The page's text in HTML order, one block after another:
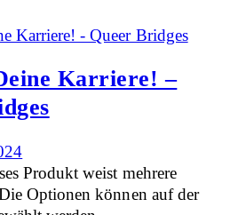
Karriere! –
Produkt weist mehrere
Optionen können auf der